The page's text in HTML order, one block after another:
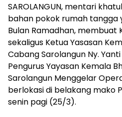
SAROLANGUN, mentari
bahan pokok rumah tangga
Bulan Ramadhan, membuat
sekaligus Ketua Yasasan
Cabang Sarolangun Ny.
Pengurus Yayasan Kemala
Sarolangun Menggelar
berlokasi di belakang mako
senin pagi (25/3).